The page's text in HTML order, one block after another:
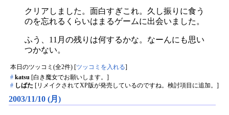
クリアしました。面白すぎこれ。久し振りに食う
のを忘れるくらいはまるゲームに出会いました。
ふう、11月の残りは何するかな。なーんにも思い
つかない。
本日のツッコミ(全2件) [ ツッコミを入れる
# katsu [白き魔女でお願いします。]
# しばた [リメイクされてXP版が発売しているのですね。検討項目に追加。]
2003/11/10 (月)